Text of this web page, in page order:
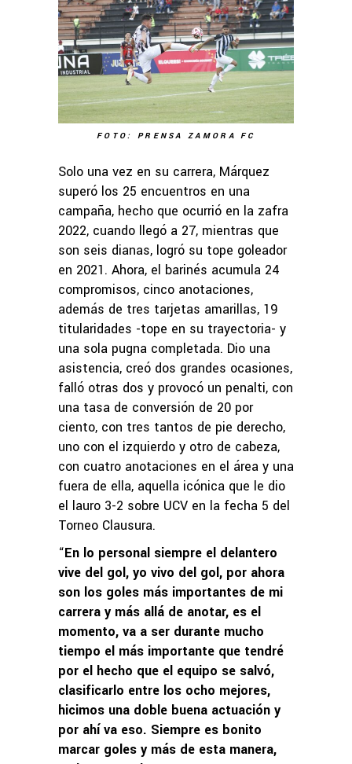
FOTO: PRENSA ZAMORA FC
Solo una vez en su carrera, Márquez
superó los 25 encuentros en una
campaña, hecho que ocurrió en la zafra
2022, cuando llegó a 27, mientras que
son seis dianas, logró su tope goleador
en 2021. Ahora, el barinés acumula 24
compromisos, cinco anotaciones,
además de tres tarjetas amarillas, 19
titularidades -tope en su trayectoria- y
una sola pugna completada. Dio una
asistencia, creó dos grandes ocasiones,
falló otras dos y provocó un penalti, con
una tasa de conversión de 20 por
ciento, con tres tantos de pie derecho,
uno con el izquierdo y otro de cabeza,
con cuatro anotaciones en el área y una
fuera de ella, aquella icónica que le dio
el lauro 3-2 sobre UCV en la fecha 5 del
Torneo Clausura.
“En lo personal siempre el delantero
vive del gol, yo vivo del gol, por ahora
son los goles más importantes de mi
carrera y más allá de anotar, es el
momento, va a ser durante mucho
tiempo el más importante que tendré
por el hecho que el equipo se salvó,
clasificarlo entre los ocho mejores,
hicimos una doble buena actuación y
por ahí va eso. Siempre es bonito
marcar goles y más de esta manera,